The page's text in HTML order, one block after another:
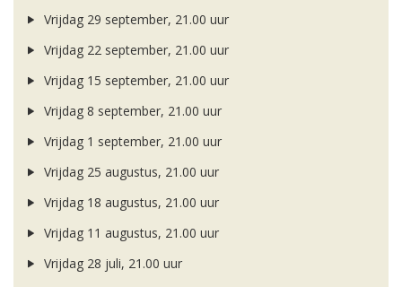
Vrijdag 29 september, 21.00 uur
Vrijdag 22 september, 21.00 uur
Vrijdag 15 september, 21.00 uur
Vrijdag 8 september, 21.00 uur
Vrijdag 1 september, 21.00 uur
Vrijdag 25 augustus, 21.00 uur
Vrijdag 18 augustus, 21.00 uur
Vrijdag 11 augustus, 21.00 uur
Vrijdag 28 juli, 21.00 uur